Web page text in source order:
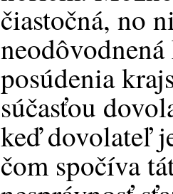
čiastočná, no
posúdenia
súčasťou
keď dovolateľ
čom spočíva